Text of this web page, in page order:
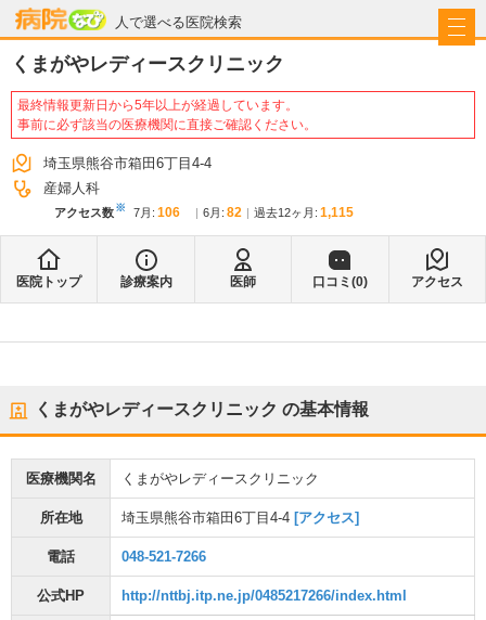
人で選べる医院検索
病院なび
くまがやレディースクリニック
最終情報更新日から5年以上が経過しています。
事前に必ず該当の医療機関に直接ご確認ください。
埼玉県熊谷市箱田6丁目4-4
産婦人科
アクセス数※ 7月 : 106 6月 : 82 過去12ヶ月: 1,115
医院トップ 診療案内 医師 口コミ(0) アクセス
くまがやレディースクリニック の基本情報
医療機関名 くまがやレディースクリニック
所在地 埼玉県熊谷市箱田6丁目4-4 [アクセス]
電話 048-521-7266
公式HP http://nttbj.itp.ne.jp/0485217266/index.html